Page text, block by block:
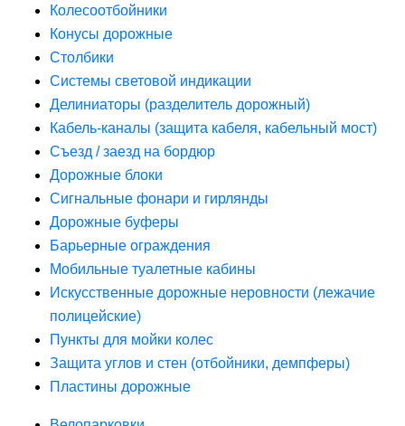
Колесоотбойники
Конусы дорожные
Столбики
Системы световой индикации
Делиниаторы (разделитель дорожный)
Кабель-каналы (защита кабеля, кабельный мост)
Съезд / заезд на бордюр
Дорожные блоки
Сигнальные фонари и гирлянды
Дорожные буферы
Барьерные ограждения
Мобильные туалетные кабины
Искусственные дорожные неровности (лежачие
полицейские)
Пункты для мойки колес
Защита углов и стен (отбойники, демпферы)
Пластины дорожные